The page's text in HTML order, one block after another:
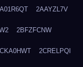
2AAYZL7V
2BFZFCNW
2CRELPQI